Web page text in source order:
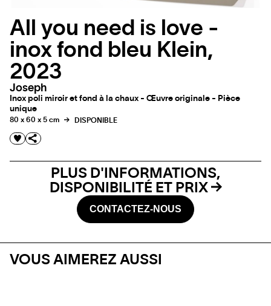
All you need is love -
inox fond bleu Klein,
2023
Joseph
Inox poli miroir et fond à la chaux - Œuvre originale - Pièce
unique
80 x 60 x 5 cm DISPONIBLE
PLUS D'INFORMATIONS,
DISPONIBILITÉ ET PRIX
CONTACTEZ-NOUS
VOUS AIMEREZ AUSSI